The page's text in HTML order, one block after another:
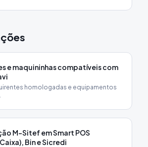
e maquininhas compatíveis com
homologadas e equipamentos
M-Sitef em Smart POS
Bin e Sicredi